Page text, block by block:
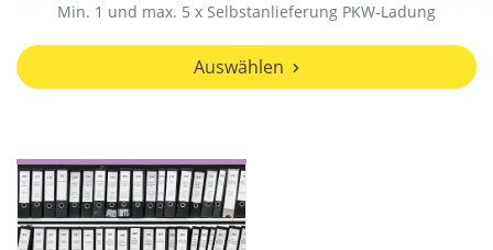
Min. 1 und max. 5 x Selbstanlieferung PKW-Ladung
Auswählen